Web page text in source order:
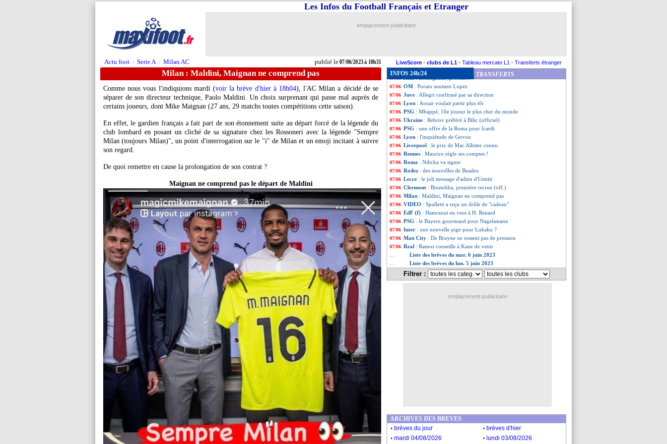
Actu foot > Serie A > Milan AC publié le07/06/2023 à 10h31
Les Infos du Football Français et Etranger
emplacement publicitaire
LiveScore - clubs de L1 - Tableau mercato L1 - Transferts étranger
Milan : Maldini, Maignan ne comprend pas
Comme nous vous l'indiquions mardi (voir la brève d'hier à 18h04), l'AC Milan a décidé de se
séparer de son directeur technique, Paolo Maldini. Un choix surprenant qui passe mal auprès de
certains joueurs, dont Mike Maignan (27 ans, 29 matchs toutes compétitions cette saison).
En effet, le gardien français a fait part de son étonnement suite au départ forcé de la légende du
club lombard en posant un cliché de sa signature chez les Rossoneri avec la légende "Sempre
Milan (toujours Milan)", un point d'interrogation sur le "i" de Milan et un emoji incitant à suivre
son regard.
De quoi remettre en cause la prolongation de son contrat ?
Maignan ne comprend pas le départ de Maldini
INFOS 24h/24 TRANSFERTS
07/06 Inter: Giuseppe Meazza rempli pour la finale ?
07/06 Valence : Cavani poussé vers la sortie, mais...
07/06 PSG
07/06 Al Ittihad: Kanté va bien rejoindre Benzema
07/06 MLS: Messi proche de l'Inter Miami ?
07/06 OM : Porato soutient Lopez
07/06 Juve : Allegri confirmé par sa direction
07/06 Lyon : Aouar voulait partir plus tôt
07/06 PSG : Mbappé, 10e joueur le plus cher du monde
07/06 Ukraine : Rebrov préféré à Bilic (officiel)
07/06 PSG : une offre de la Roma pour Icardi
07/06 Lyon : l'inquiétude de Govou
07/06 Liverpool : le prix de Mac Allister connu
07/06 Rennes : Maurice règle ses comptes !
07/06 Roma : Ndicka va signer
07/06 Rodez : des nouvelles de Buades
07/06 Lecce : le joli message d'adieu d'Umtiti
07/06 Clermont : Boutobba, première recrue (off.)
07/06 Milan : Maldini, Maignan ne comprend pas
07/06 VIDEO : Spalletti a reçu un drôle de "cadeau"
07/06 EdF (f) : Hamraoui en veut à H. Renard
07/06 PSG : le Bayern gourmand pour Nagelsmann
07/06 Inter : une nouvelle pige pour Lukaku ?
07/06 Man City : De Bruyne ne ressent pas de pression
07/06 Real : Ramos conseille à Kane de venir
Liste des brèves du mar. 6 juin 2023
Liste des brèves du lun. 5 juin 2023
Filtrer :
emplacement publicitaire
ARCHIVES DES BREVES
. brèves du jour . brèves d'hier
. mardi 04/08/2026 . lundi 03/08/2026